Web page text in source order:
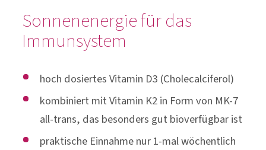
Sonnenenergie für das
Immunsystem
hoch dosiertes Vitamin D3 (Cholecalciferol)
kombiniert mit Vitamin K2 in Form von MK-7
all-trans, das besonders gut bioverfügbar ist
praktische Einnahme nur 1-mal wöchentlich